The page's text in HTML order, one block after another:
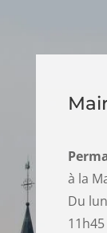
à la
Du
11h45